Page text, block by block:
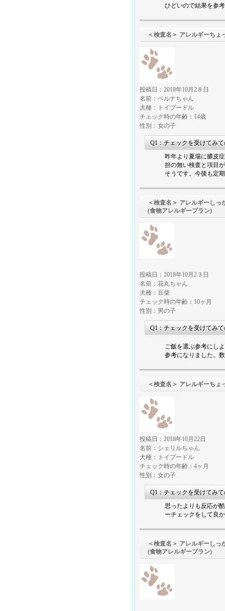
ひどいので結果を参
＜検査名＞ アレ
投稿日：2018年10月2８日
名前：ベルナちゃん
犬種：トイプードル
チェック時の年齢：14歳
性別：女の子
Q1：チェックを受けてみ
昨年より夏場に膿皮
担の無い検査と項目
そうです。今後も定
＜検査名＞ アレルギーし
(食物アレルギープラン)
投稿日：2018年10月2３日
名前：花丸ちゃん
犬種：豆柴
チェック時の年齢：10ヶ月
性別：男の子
Q1：チェックを受けてみ
ご飯を選ぶ参考にし
参考になりました。
＜検査名＞ アレ
投稿日：2018年10月22日
名前：シェリルちゃん
犬種：トイプードル
チェック時の年齢：4ヶ月
性別：女の子
Q1：チェックを受けてみ
思ったよりも反応が
ーチェックをして良
＜検査名＞ アレルギーし
(食物アレルギープラン)